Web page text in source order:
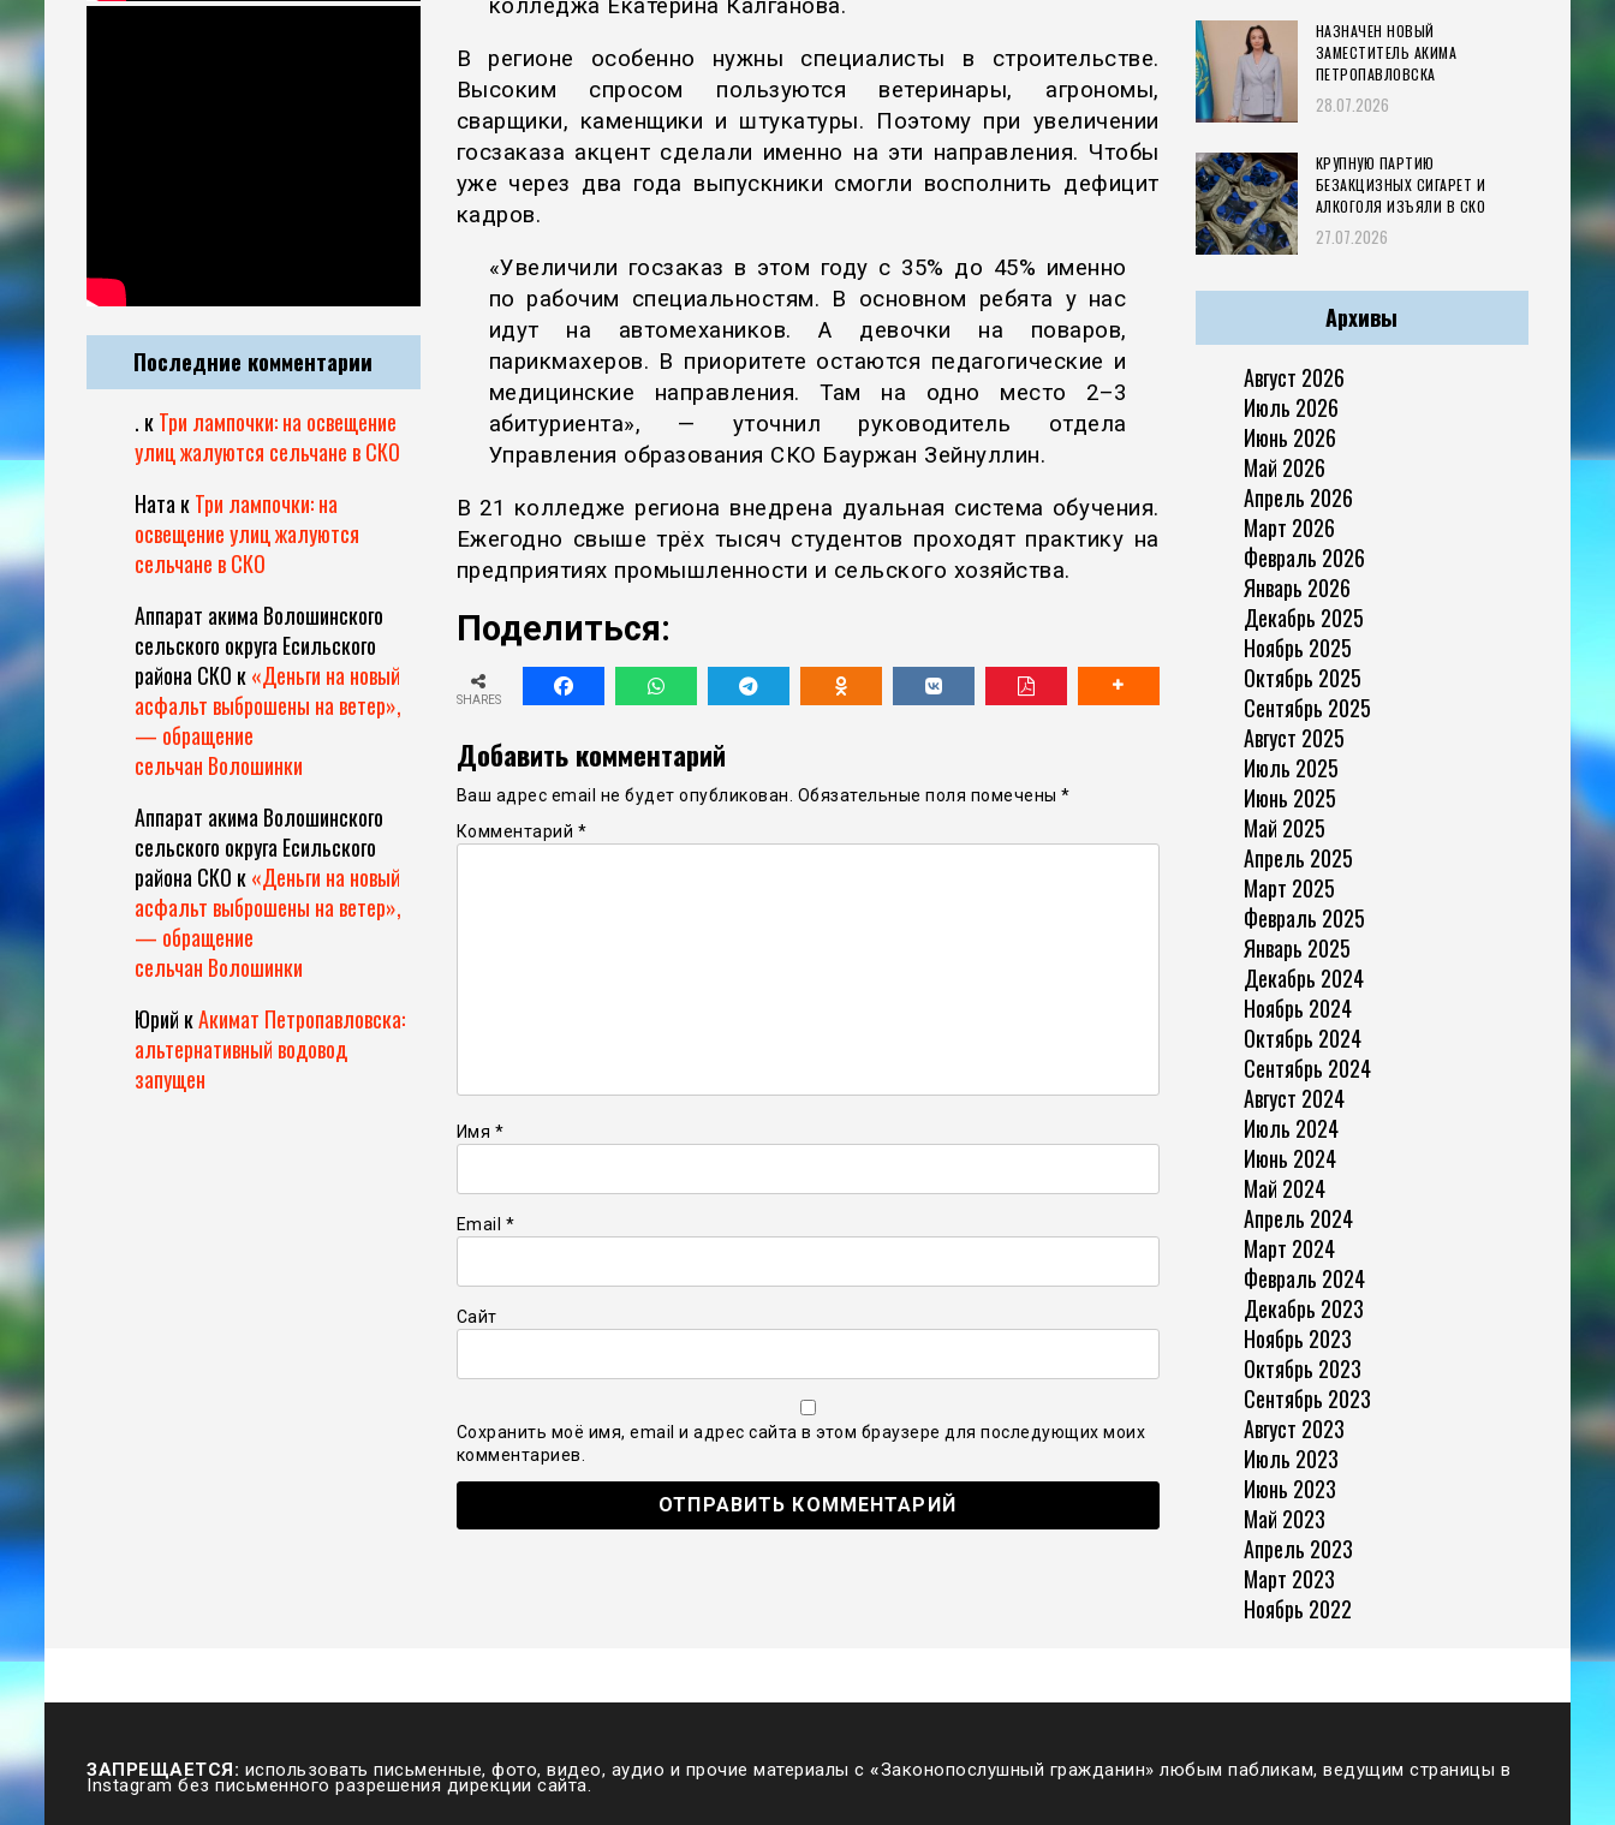
колледжа Екатерина Калганова.
В регионе особенно нужны специалисты в строительстве.
Высоким спросом пользуются ветеринары, агрономы,
сварщики, каменщики и штукатуры. Поэтому при увеличении
госзаказа акцент сделали именно на эти направления. Чтобы
уже через два года выпускники смогли восполнить дефицит
кадров.
«Увеличили госзаказ в этом году с 35% до 45% именно
по рабочим специальностям. В основном ребята у нас
идут на автомехаников. А девочки на поваров,
парикмахеров. В приоритете остаются педагогические и
медицинские направления. Там на одно место 2–3
абитуриента», — уточнил руководитель отдела
Управления образования СКО Бауржан Зейнуллин.
В 21 колледже региона внедрена дуальная система обучения.
Ежегодно свыше трёх тысяч студентов проходят практику на
предприятиях промышленности и сельского хозяйства.
Поделиться:
SHARES
Добавить комментарий
Ваш адрес email не будет опубликован. Обязательные поля помечены *
Комментарий *
Имя *
Email *
Сайт
Сохранить моё имя, email и адрес сайта в этом браузере для последующих моих
комментариев.
Последние комментарии
. кТри лампочки: на освещение
улиц жалуются сельчане в СКО
Ната кТри лампочки: на
освещение улиц жалуются
сельчане в СКО
Аппарат акима Волошинского
сельского округа Есильского
района СКО к«Деньги на новый
асфальт выброшены на ветер»,
— обращение
сельчан Волошинки
Аппарат акима Волошинского
сельского округа Есильского
района СКО к«Деньги на новый
асфальт выброшены на ветер»,
— обращение
сельчан Волошинки
Юрий кАкимат Петропавловска:
альтернативный водовод
запущен
НАЗНАЧЕН НОВЫЙ
ЗАМЕСТИТЕЛЬ АКИМА
ПЕТРОПАВЛОВСКА
28.07.2026
КРУПНУЮ ПАРТИЮ
БЕЗАКЦИЗНЫХ СИГАРЕТ И
АЛКОГОЛЯ ИЗЪЯЛИ В СКО
27.07.2026
Архивы
Август 2026
Июль 2026
Июнь 2026
Май 2026
Апрель 2026
Март 2026
Февраль 2026
Январь 2026
Декабрь 2025
Ноябрь 2025
Октябрь 2025
Сентябрь 2025
Август 2025
Июль 2025
Июнь 2025
Май 2025
Апрель 2025
Март 2025
Февраль 2025
Январь 2025
Декабрь 2024
Ноябрь 2024
Октябрь 2024
Сентябрь 2024
Август 2024
Июль 2024
Июнь 2024
Май 2024
Апрель 2024
Март 2024
Февраль 2024
Декабрь 2023
Ноябрь 2023
Октябрь 2023
Сентябрь 2023
Август 2023
Июль 2023
Июнь 2023
Май 2023
Апрель 2023
Март 2023
Ноябрь 2022
ЗАПРЕЩАЕТСЯ: использовать письменные, фото, видео, аудио и прочие материалы с «Законопослушный гражданин» любым пабликам, ведущим страницы в
Instagram без письменного разрешения дирекции сайта.